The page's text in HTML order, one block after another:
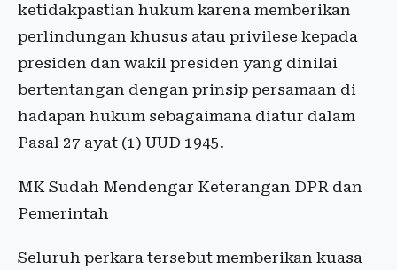
ketidakpastian hukum karena memberikan
perlindungan khusus atau privilese kepada
presiden dan wakil presiden yang dinilai
bertentangan dengan prinsip persamaan di
hadapan hukum sebagaimana diatur dalam
Pasal 27 ayat (1) UUD 1945.
MK Sudah Mendengar Keterangan DPR dan
Pemerintah
Seluruh perkara tersebut memberikan kuasa